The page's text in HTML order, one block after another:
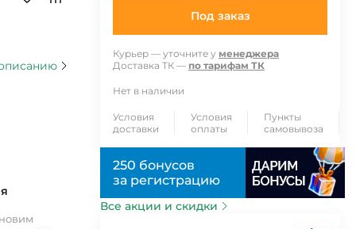
Под заказ
Курьер — уточните у менеджера
Доставка ТК — по тарифам ТК
Нет в наличии
Условия
доставки
Условия
оплаты
Пункты
самовывоза
250 бонусов
за регистрацию
Все акции и скидки